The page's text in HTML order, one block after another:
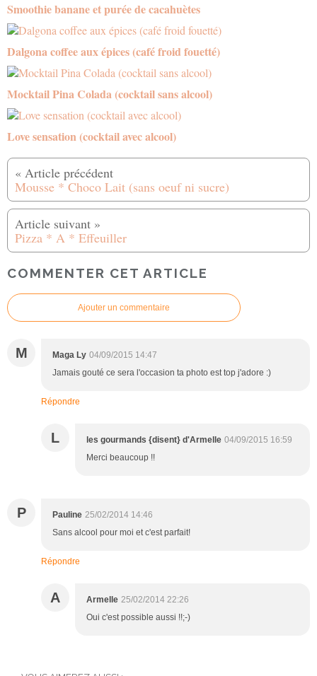
Smoothie banane et purée de cacahuètes
Dalgona coffee aux épices (café froid fouetté)
Mocktail Pina Colada (cocktail sans alcool)
Love sensation (cocktail avec alcool)
Mousse * Choco Lait (sans oeuf ni sucre)
Pizza * A * Effeuiller
COMMENTER CET ARTICLE
Ajouter un commentaire
M Maga Ly 04/09/2015 14:47
Jamais gouté ce sera l'occasion ta photo est top j'adore :)
Répondre
L les gourmands {disent} d'Armelle 04/09/2015 16:59
Merci beaucoup !!
P Pauline 25/02/2014 14:46
Sans alcool pour moi et c'est parfait!
Répondre
A Armelle 25/02/2014 22:26
Oui c'est possible aussi !!;-)